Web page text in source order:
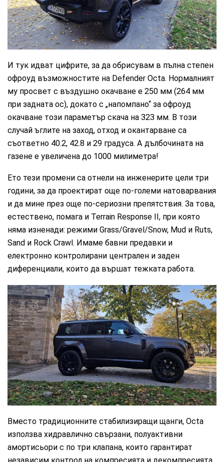
CarMarket.bg
И тук идват цифрите, за да обрисувам в пълна степен
офроуд възможностите на Defender Octa. Нормалният
му просвет с въздушно окачване е 250 мм (264 мм
при задната ос), докато с „напомпано“ за офроуд
окачване този параметър скача на 323 мм. В този
случай ъглите на заход, отход и окантарване са
съответно 40.2, 42.8 и 29 градуса. А дълбочината на
газене е увеличена до 1000 милиметра!
Ето тези промени са отнели на инженерите цели три
години, за да проектират още по-големи натоварвания
и да мине през още по-сериозни препятствия. За това,
естествено, помага и Terrain Response II, при която
няма изненади: режими Grass/Gravel/Snow, Mud и Ruts,
Sand и Rock Crawl. Имаме бавни предавки и
електронно контролирани централен и заден
диференциали, които да вършат тежката работа.
CarMarket.bg
Вместо традиционните стабилизиращи щанги, Octa
използва хидравлично свързани, полуактивни
амортисьори с по три клапана, които гарантират